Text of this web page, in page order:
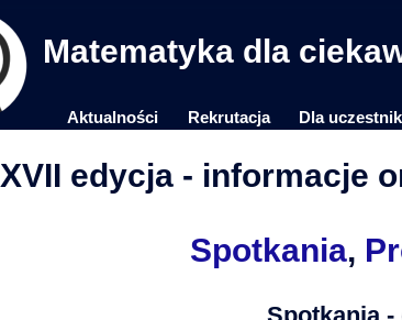
Matematyka dla
Aktualności Rekrutacja Dla
XVII edycja - informacje
Spotkania,